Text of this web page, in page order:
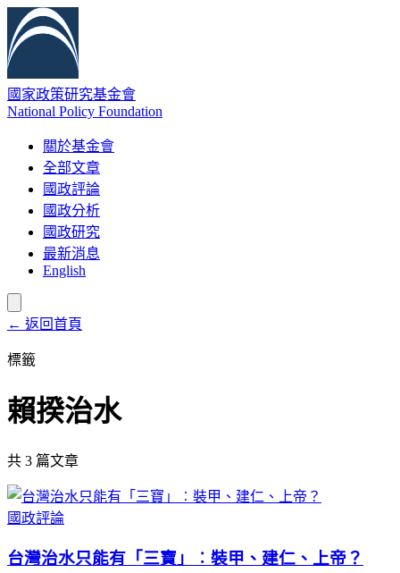
國家政策研究基金會
National Policy Foundation
關於基金會
全部文章
國政評論
國政分析
國政研究
最新消息
English
← 返回首頁
標籤
賴揆治水
共 3 篇文章
國政評論
台灣治水只能有「三寶」︰裝甲、建仁、上帝？